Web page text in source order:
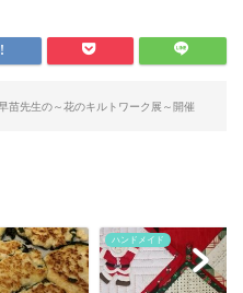
苗先生の～花のキルトワーク展～開催
ハンドメイド